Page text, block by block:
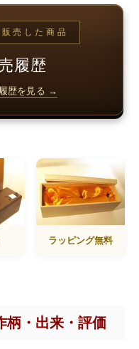
売した商品
履歴
歴を見る →
ラッピング無料
柄・出来・評価